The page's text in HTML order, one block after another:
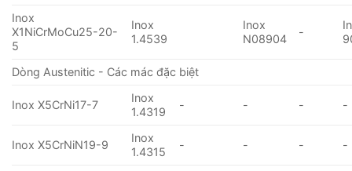
Inox
X1NiCrMoCu25-20-
5
Inox
1.4539
Inox
N08904
-
Dòng Austenitic - Các mác đặc biệt
Inox X5CrNi17-7
Inox
1.4319
- - - -
Inox X5CrNiN19-9
Inox
1.4315
- - - -